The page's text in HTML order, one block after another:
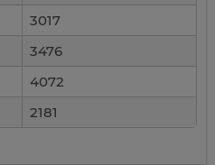
3017
3476
4072
2181